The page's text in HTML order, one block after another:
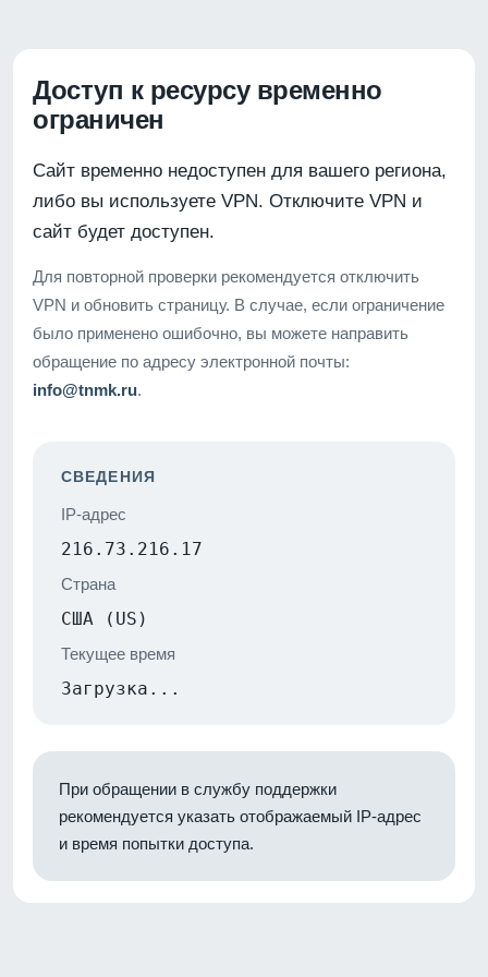
Доступ к ресурсу временно
ограничен
Сайт временно недоступен для вашего региона,
либо вы используете VPN. Отключите VPN и
сайт будет доступен.
Для повторной проверки рекомендуется отключить
VPN и обновить страницу. В случае, если ограничение
было применено ошибочно, вы можете направить
обращение по адресу электронной почты:
info@tnmk.ru.
СВЕДЕНИЯ
IP-адрес
216.73.216.17
Страна
США (US)
Текущее время
Загрузка...
При обращении в службу поддержки
рекомендуется указать отображаемый IP-адрес
и время попытки доступа.